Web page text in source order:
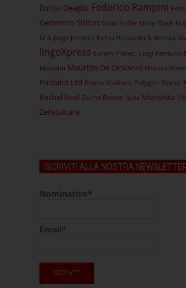
Enrico Deaglio Federico Rampini
Geronimo Stilton Gilad Soffer Holly Black
IV & Jorge Jimenez Kohei Horikoshi & Andrea
lingoXpress Lonely Planet, Luigi Farrauto
Malvaldi Maurizio De Giovanni Monica
Padpilot Ltd Petros Markaris Polyglot Planet
Rachel Reid Sarina Bowen Suu Morishita
Zerocalcare
ISCRIVITI ALLA NOSTRA
Nominativo*
Email*